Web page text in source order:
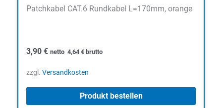
Patchkabel CAT.6 Rundkabel L=170mm, orange
3,90 € netto 4,64 € brutto
zzgl. Versandkosten
Produkt bestellen